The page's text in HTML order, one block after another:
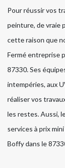
Pour réussir vos
peinture, de vraie
cette raison que
Fermé entreprise
87330. Ses
intempéries, aux
réaliser vos
les restes. Aussi,
services à prix
Boffy dans le